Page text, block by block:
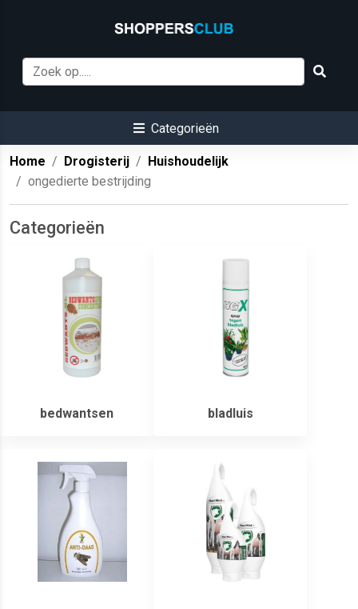
Categorieën
Home Drogisterij
Huishoudelijk
ongedierte bestrijding
Categorieën
bedwantsen bladluis